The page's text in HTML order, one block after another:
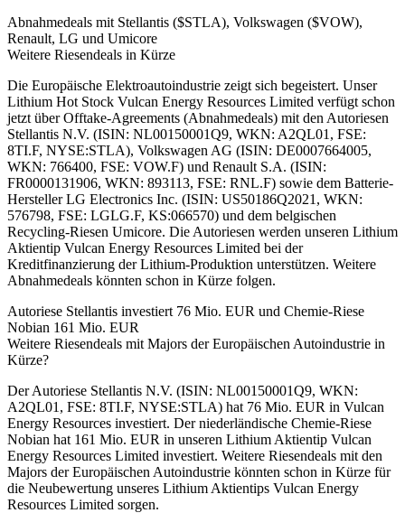
Abnahmedeals mit Stellantis ($STLA), Volkswagen ($VOW),
Renault, LG und Umicore
Weitere Riesendeals in Kürze
Die Europäische Elektroautoindustrie zeigt sich begeistert. Unser
Lithium Hot Stock Vulcan Energy Resources Limited verfügt schon
jetzt über Offtake-Agreements (Abnahmedeals) mit den Autoriesen
Stellantis N.V. (ISIN: NL00150001Q9, WKN: A2QL01, FSE:
8TI.F, NYSE:STLA), Volkswagen AG (ISIN: DE0007664005,
WKN: 766400, FSE: VOW.F) und Renault S.A. (ISIN:
FR0000131906, WKN: 893113, FSE: RNL.F) sowie dem Batterie-
Hersteller LG Electronics Inc. (ISIN: US50186Q2021, WKN:
576798, FSE: LGLG.F, KS:066570) und dem belgischen
Recycling-Riesen Umicore. Die Autoriesen werden unseren Lithium
Aktientip Vulcan Energy Resources Limited bei der
Kreditfinanzierung der Lithium-Produktion unterstützen. Weitere
Abnahmedeals könnten schon in Kürze folgen.
Autoriese Stellantis investiert 76 Mio. EUR und Chemie-Riese
Nobian 161 Mio. EUR
Weitere Riesendeals mit Majors der Europäischen Autoindustrie in
Kürze?
Der Autoriese Stellantis N.V. (ISIN: NL00150001Q9, WKN:
A2QL01, FSE: 8TI.F, NYSE:STLA) hat 76 Mio. EUR in Vulcan
Energy Resources investiert. Der niederländische Chemie-Riese
Nobian hat 161 Mio. EUR in unseren Lithium Aktientip Vulcan
Energy Resources Limited investiert. Weitere Riesendeals mit den
Majors der Europäischen Autoindustrie könnten schon in Kürze für
die Neubewertung unseres Lithium Aktientips Vulcan Energy
Resources Limited sorgen.